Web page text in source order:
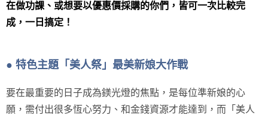
在做功課、或想要以優惠價採購的你們，皆可一次比較完
成，一日搞定！
● 特色主題「美人祭」最美新娘大作戰
要在最重要的日子成為鎂光燈的焦點，是每位準新娘的心
願，需付出很多恆心努力、和金錢資源才能達到，而「美人